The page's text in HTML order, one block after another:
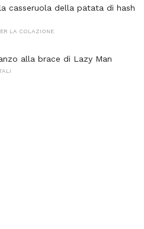
casseruola della patata di hash
LA COLAZIONE
alla brace di Lazy Man